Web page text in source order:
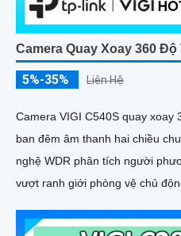
Camera Quay Xoay 360 Độ
5%-35% Liên Hệ
Camera VIGI C540S quay xoay
ban đêm âm thanh hai chiều
nghệ WDR phân tích người
vượt ranh giới phòng vệ chủ
Manager giám sát sắc nét hiệu